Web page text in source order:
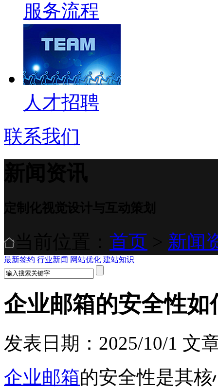
服务流程
人才招聘
联系我们
首页 新闻
最新签约 行业新闻 网站优化 建站知识
企业邮箱的安全性如
发表日期：2025/10/1 文
企业邮箱的安全性是其